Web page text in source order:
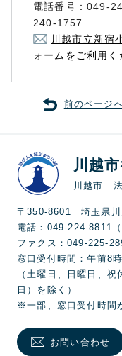
電話番号：049-
240-1757
川越市立新宿
ォームをご利用く
前のページ
川越
川越市
〒350-8601 埼玉県川
電話：049-224-8811（
ファクス：049-225-
窓口受付時間：午前8
（土曜日、日曜日、
日）を除く）
※一部、窓口受付時間
お問い合わせ